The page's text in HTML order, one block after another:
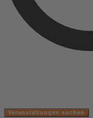
Veranstaltungen suchen